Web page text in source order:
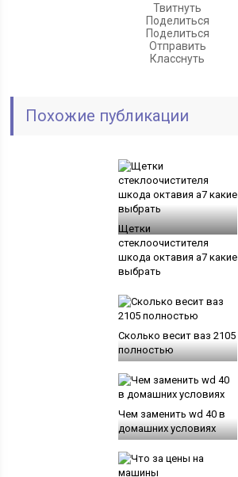
Твитнуть
Поделиться
Поделиться
Отправить
Класснуть
Похожие публикации
Щетки
стеклоочистителя
шкода октавия а7 какие
выбрать
Сколько весит ваз 2105
полностью
Чем заменить wd 40 в
домашних условиях